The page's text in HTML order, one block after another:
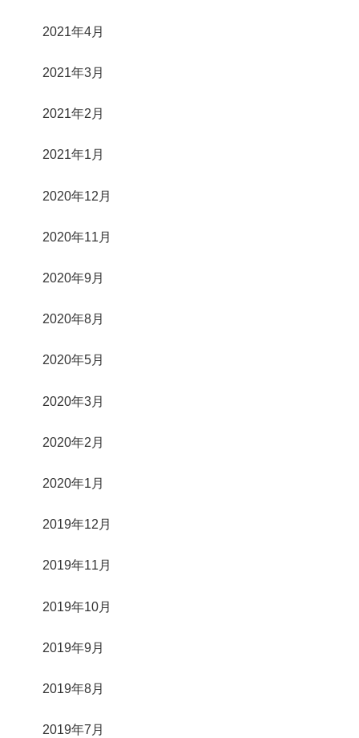
2021年4月
2021年3月
2021年2月
2021年1月
2020年12月
2020年11月
2020年9月
2020年8月
2020年5月
2020年3月
2020年2月
2020年1月
2019年12月
2019年11月
2019年10月
2019年9月
2019年8月
2019年7月